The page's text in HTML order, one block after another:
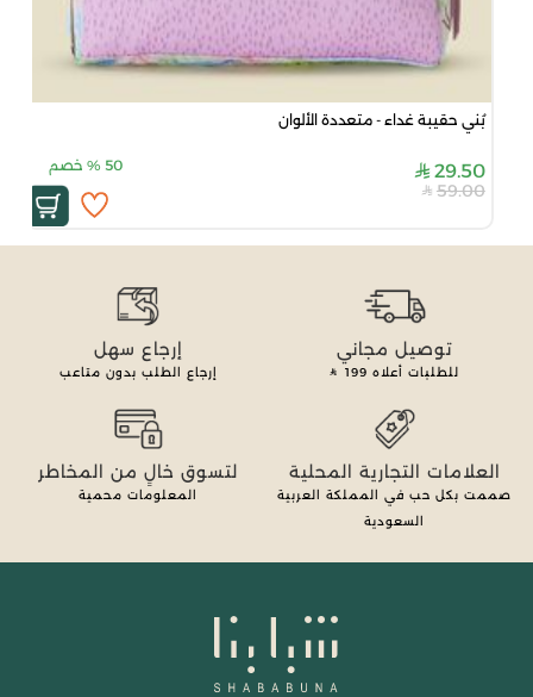
بُني حقيبة غداء - متعددة الألوان
29.50
50
% خصم
59.00
توصيل مجاني
للطلبات أعلاه 199
إرجاع سهل
إرجاع الطلب بدون متاعب
العلامات التجارية المحلية
صممت بكل حب في المملكة العربية
السعودية
لتسوق خالٍ من المخاطر
المعلومات محمية